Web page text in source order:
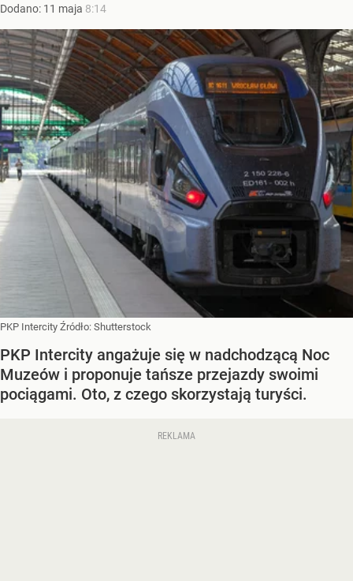
Dodano: 11 maja 8:14
PKP Intercity Źródło: Shutterstock
PKP Intercity angażuje się w nadchodzącą Noc
Muzeów i proponuje tańsze przejazdy swoimi
pociągami. Oto, z czego skorzystają turyści.